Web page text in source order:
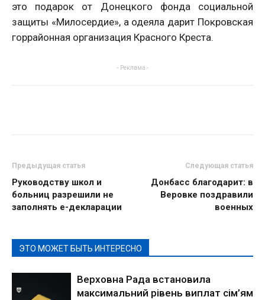
это подарок от Донецкого фонда социальной
защиты «Милосердие», а одеяла дарит Покровская
горрайонная организация Красного Креста.
- Реклама -
Предыдущая статья
Руководству школ и
больниц разрешили не
заполнять е-декларации
Следующая статья
Донбасс благодарит: в
Веровке поздравили
военных
ЭТО МОЖЕТ БЫТЬ ИНТЕРЕСНО
Верховна Рада встановила
максимальний рівень виплат сім’ям